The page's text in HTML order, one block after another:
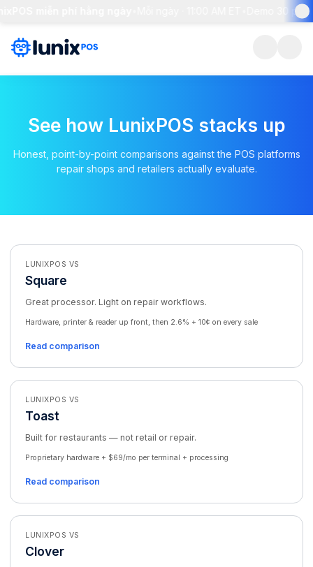
Demo 30
See how LunixPOS stacks up
Honest, point-by-point comparisons against the POS platforms
repair shops and retailers actually evaluate.
LUNIXPOS VS
Square
Great processor. Light on repair workflows.
Hardware, printer & reader up front, then 2.6% + 10¢ on every sale
Read comparison
LUNIXPOS VS
Toast
Built for restaurants — not retail or repair.
Proprietary hardware + $69/mo per terminal + processing
Read comparison
LUNIXPOS VS
Clover